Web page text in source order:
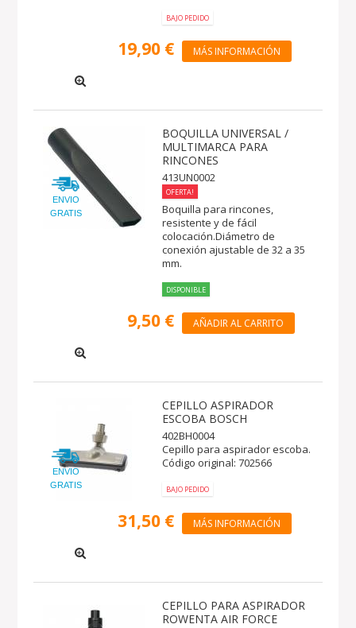
BAJO PEDIDO
19,90 € MÁS INFORMACIÓN
ENVIO
GRATIS
BOQUILLA UNIVERSAL /
MULTIMARCA PARA
RINCONES
413UN0002
OFERTA!
Boquilla para rincones,
resistente y de fácil
colocación.Diámetro de
conexión ajustable de 32 a 35
mm.
DISPONIBLE
9,50 € AÑADIR AL CARRITO
ENVIO
GRATIS
CEPILLO ASPIRADOR
ESCOBA BOSCH
402BH0004
Cepillo para aspirador escoba.
Código original: 702566
BAJO PEDIDO
31,50 € MÁS INFORMACIÓN
CEPILLO PARA ASPIRADOR
ROWENTA AIR FORCE